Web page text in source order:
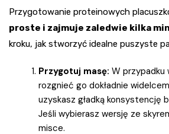
Przygotowanie proteinowych
proste i zajmuje zaledwie kilka
kroku, jak stworzyć idealne puszyste
Przygotuj masę: W przypadku
rozgnieć go dokładnie
uzyskasz gładką konsystencję
Jeśli wybierasz wersję ze
misce.